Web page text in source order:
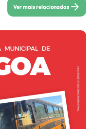
Ver mais relacionadas